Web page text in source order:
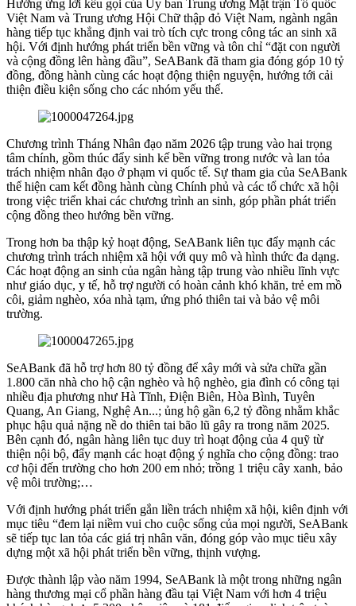
Hưởng ứng lời kêu gọi của Ủy ban Trung ương Mặt trận Tổ quốc
Việt Nam và Trung ương Hội Chữ thập đỏ Việt Nam, ngành ngân
hàng tiếp tục khẳng định vai trò tích cực trong công tác an sinh xã
hội. Với định hướng phát triển bền vững và tôn chỉ “đặt con người
và cộng đồng lên hàng đầu”, SeABank đã tham gia đóng góp 10 tỷ
đồng, đồng hành cùng các hoạt động thiện nguyện, hướng tới cải
thiện điều kiện sống cho các nhóm yếu thế.
Chương trình Tháng Nhân đạo năm 2026 tập trung vào hai trọng
tâm chính, gồm thúc đẩy sinh kế bền vững trong nước và lan tỏa
trách nhiệm nhân đạo ở phạm vi quốc tế. Sự tham gia của SeABank
thể hiện cam kết đồng hành cùng Chính phủ và các tổ chức xã hội
trong việc triển khai các chương trình an sinh, góp phần phát triển
cộng đồng theo hướng bền vững.
Trong hơn ba thập kỷ hoạt động, SeABank liên tục đẩy mạnh các
chương trình trách nhiệm xã hội với quy mô và hình thức đa dạng.
Các hoạt động an sinh của ngân hàng tập trung vào nhiều lĩnh vực
như giáo dục, y tế, hỗ trợ người có hoàn cảnh khó khăn, trẻ em mồ
côi, giảm nghèo, xóa nhà tạm, ứng phó thiên tai và bảo vệ môi
trường.
SeABank đã hỗ trợ hơn 80 tỷ đồng để xây mới và sửa chữa gần
1.800 căn nhà cho hộ cận nghèo và hộ nghèo, gia đình có công tại
nhiều địa phương như Hà Tĩnh, Điện Biên, Hòa Bình, Tuyên
Quang, An Giang, Nghệ An...; ủng hộ gần 6,2 tỷ đồng nhằm khắc
phục hậu quả nặng nề do thiên tai bão lũ gây ra trong năm 2025.
Bên cạnh đó, ngân hàng liên tục duy trì hoạt động của 4 quỹ từ
thiện nội bộ, đẩy mạnh các hoạt động ý nghĩa cho cộng đồng: trao
cơ hội đến trường cho hơn 200 em nhỏ; trồng 1 triệu cây xanh, bảo
vệ môi trường;…
Với định hướng phát triển gắn liền trách nhiệm xã hội, kiên định với
mục tiêu “đem lại niềm vui cho cuộc sống của mọi người, SeABank
sẽ tiếp tục lan tỏa các giá trị nhân văn, đóng góp vào mục tiêu xây
dựng một xã hội phát triển bền vững, thịnh vượng.
Được thành lập vào năm 1994, SeABank là một trong những ngân
hàng thương mại cổ phần hàng đầu tại Việt Nam với hơn 4 triệu